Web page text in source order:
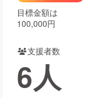
コミュニティ
目標金額は
100,000円
支援者数
6人